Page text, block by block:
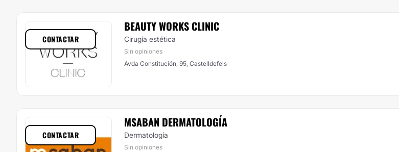
BEAUTY WORKS CLINIC
Cirugía estética
Sin opiniones
Avda Constitución, 95, Castelldefels
CONTACTAR
MSABAN DERMATOLOGÍA
Dermatología
Sin opiniones
CONTACTAR